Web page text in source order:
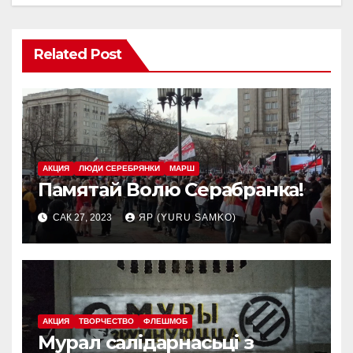
Related Post
АКЦИЯ ЛЮДИ СЕРЕБРЯНКИ МАРШ
Памятай Волю Серабранка!
САК 27, 2023 ЯР (YURU SAMKO)
АКЦИЯ ТВОРЧЕСТВО ФЛЕШМОБ
Мурал салідарнасьці з